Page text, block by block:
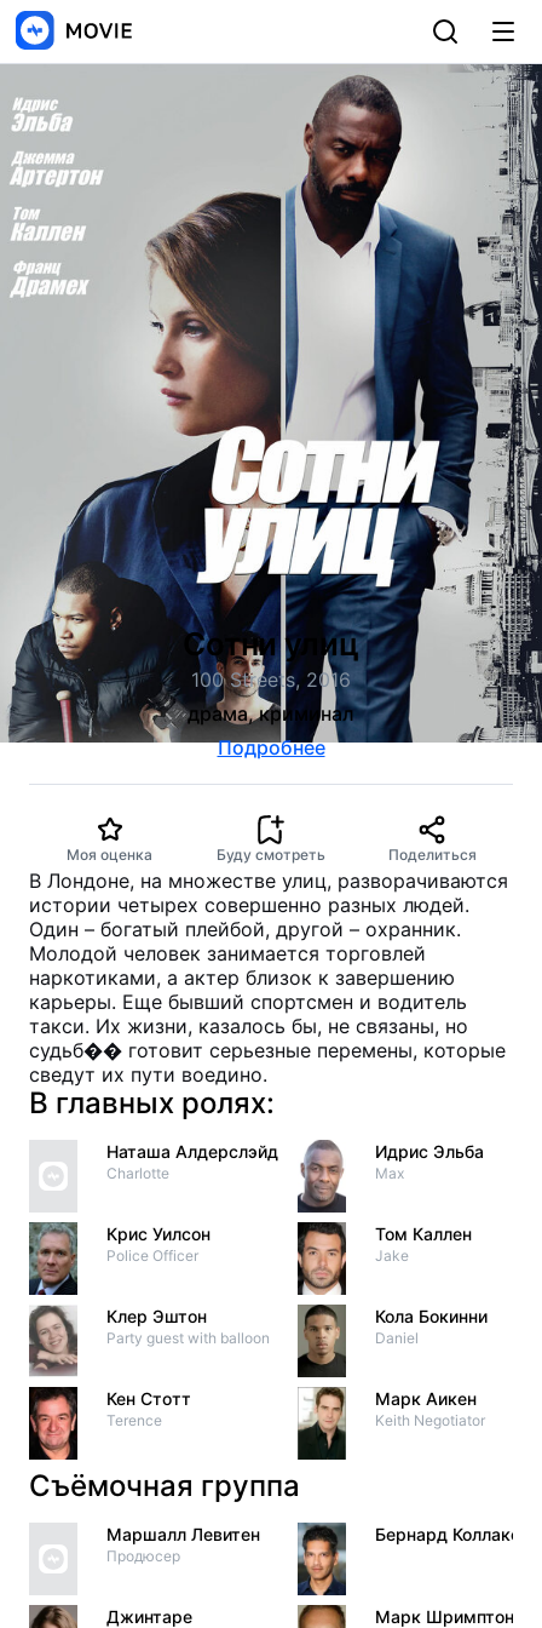
Сотни улиц
100 Streets, 2016
драма, криминал
Подробнее
Моя оценка Буду смотреть Поделиться
В Лондоне, на множестве улиц, разворачиваются
истории четырех совершенно разных людей.
Один – богатый плейбой, другой – охранник.
Молодой человек занимается торговлей
наркотиками, а актер близок к завершению
карьеры. Еще бывший спортсмен и водитель
такси. Их жизни, казалось бы, не связаны, но
судьб�� готовит серьезные перемены, которые
сведут их пути воедино.
В главных ролях:
Наташа Алдерслэйд
Charlotte
Крис Уилсон
Police Officer
Клер Эштон
Party guest with balloon
Кен Стотт
Terence
Идрис Эльба
Max
Том Каллен
Jake
Кола Бокинни
Daniel
Марк Аикен
Keith Negotiator
Съёмочная группа
Маршалл Левитен
Продюсер
Джинтаре
Бернард Коллако
Марк Шримптон